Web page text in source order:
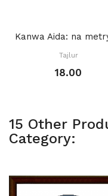
Tajlur
18.00
15 Other
Category: